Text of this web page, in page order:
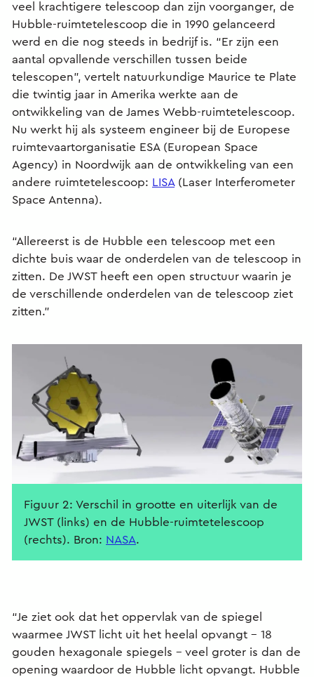
veel krachtigere telescoop dan zijn voorganger, de
Hubble-ruimtetelescoop die in 1990 gelanceerd
werd en die nog steeds in bedrijf is. “Er zijn een
aantal opvallende verschillen tussen beide
telescopen”, vertelt natuurkundige Maurice te Plate
die twintig jaar in Amerika werkte aan de
ontwikkeling van de James Webb-ruimtetelescoop.
Nu werkt hij als systeem engineer bij de Europese
ruimtevaartorganisatie ESA (European Space
Agency) in Noordwijk aan de ontwikkeling van een
andere ruimtetelescoop: LISA (Laser Interferometer
Space Antenna).
“Allereerst is de Hubble een telescoop met een
dichte buis waar de onderdelen van de telescoop in
zitten. De JWST heeft een open structuur waarin je
de verschillende onderdelen van de telescoop ziet
zitten.”
Figuur 2: Verschil in grootte en uiterlijk van de
JWST (links) en de Hubble-ruimtetelescoop
(rechts). Bron: NASA.
“Je ziet ook dat het oppervlak van de spiegel
waarmee JWST licht uit het heelal opvangt – 18
gouden hexagonale spiegels – veel groter is dan de
opening waardoor de Hubble licht opvangt. Hubble